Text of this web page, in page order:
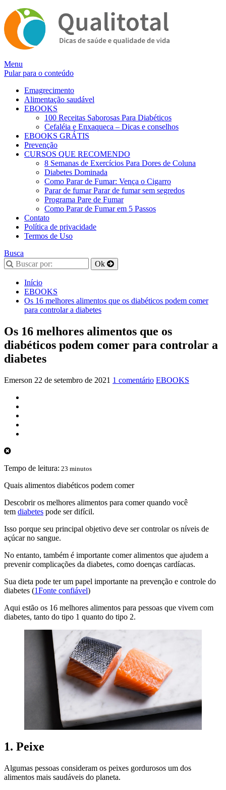
Alternar
navegação
Menu
Pular para o conteúdo
Emagrecimento
Alimentação saudável
EBOOKS
100 Receitas Saborosas Para Diabéticos
Cefaléia e Enxaqueca – Dicas e conselhos
EBOOKS GRÁTIS
Prevenção
CURSOS QUE RECOMENDO
8 Semanas de Exercícios Para Dores de Coluna
Diabetes Dominada
Como Parar de Fumar: Vença o Cigarro
Parar de fumar Parar de fumar sem segredos
Programa Pare de Fumar
Como Parar de Fumar em 5 Passos
Contato
Política de privacidade
Termos de Uso
Busca
Início
EBOOKS
Os 16 melhores alimentos que os diabéticos podem comer
para controlar a diabetes
Os 16 melhores alimentos que os
diabéticos podem comer para controlar a
diabetes
Emerson 22 de setembro de 2021 1 comentário EBOOKS
Tempo de leitura: 23 minutos
Quais alimentos diabéticos podem comer
Descobrir os melhores alimentos para comer quando você
tem diabetes pode ser difícil.
Isso porque seu principal objetivo deve ser controlar os níveis de
açúcar no sangue.
No entanto, também é importante comer alimentos que ajudem a
prevenir complicações da diabetes, como doenças cardíacas.
Sua dieta pode ter um papel importante na prevenção e controle do
diabetes (1Fonte confiável)
Aqui estão os 16 melhores alimentos para pessoas que vivem com
diabetes, tanto do tipo 1 quanto do tipo 2.
1. Peixe
Algumas pessoas consideram os peixes gordurosos um dos
alimentos mais saudáveis ​​do planeta.